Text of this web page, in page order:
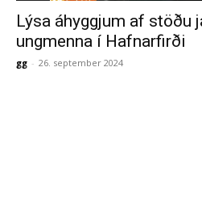
Lýsa áhyggjum af stöðu
ungmenna í Hafnarfirði
gg - 26. september 2024